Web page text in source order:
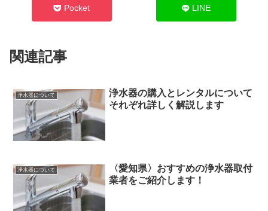
Pocket LINE
関連記事
浄水器について
浄水器の購入とレンタルについて
それぞれ詳しく解説します
浄水器について
〈愛知県〉おすすめの浄水器取付
業者をご紹介します！